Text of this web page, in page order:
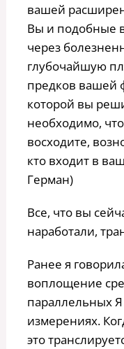
вашей
Вы и подобные
через
глубочайшую
предков вашей
которой вы
необходимо,
восходите,
кто входит в
Герман)
Все, что вы
наработали,
Ранее я
воплощение
параллельных
измерениях.
это